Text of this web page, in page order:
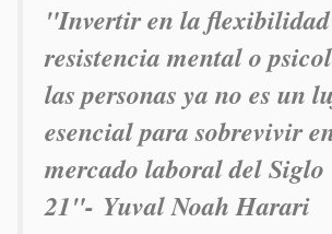
"Invertir en la
resistencia mental o
las personas ya no es un
esencial para sobrevivir
mercado laboral del Siglo
21"- Yuval Noah Harari